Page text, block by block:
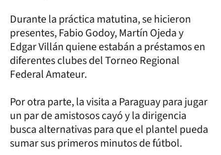
Durante la práctica matutina, se hicieron
presentes, Fabio Godoy, Martín Ojeda y
Edgar Villán quiene estabán a préstamos en
diferentes clubes del Torneo Regional
Federal Amateur.
Por otra parte, la visita a Paraguay para jugar
un par de amistosos cayó y la dirigencia
busca alternativas para que el plantel pueda
sumar sus primeros minutos de fútbol.